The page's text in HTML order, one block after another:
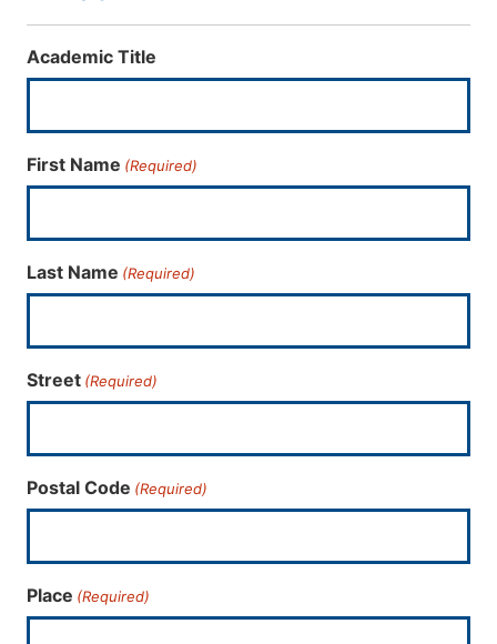
Academic Title
First Name (Required)
Last Name (Required)
Street (Required)
Postal Code (Required)
Place (Required)